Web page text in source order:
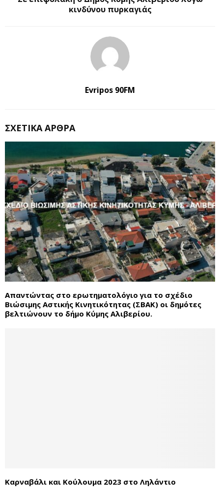
κινδύνου πυρκαγιάς
Evripos 90FM
ΣΧΕΤΙΚΆ ΆΡΘΡΑ
Απαντώντας στο ερωτηματολόγιο για το σχέδιο
Βιώσιμης Αστικής Κινητικότητας (ΣΒΑΚ) οι δημότες
βελτιώνουν το δήμο Κύμης Αλιβερίου.
Καρναβάλι και Κούλουμα 2023 στο Ληλάντιο